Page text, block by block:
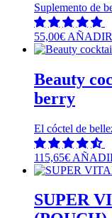
Suplemento de
55,00€
Beauty
berry
El cóctel de
115,65€
SUPER